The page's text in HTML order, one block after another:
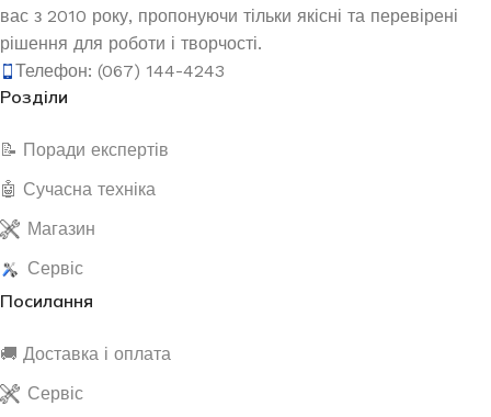
вас з 2010 року, пропонуючи тільки якісні та перевірені
рішення для роботи і творчості.
Телефон: (067) 144-4243
Розділи
📝 Поради експертів
🤖 Сучасна техніка
Магазин
Сервіс
Посилання
🚚 Доставка і оплата
Сервіс